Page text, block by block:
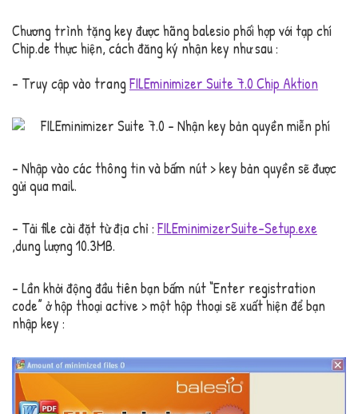
Chương trình tặng key được hãng balesio phối hợp với tạp chí
Chip.de thực hiện, cách đăng ký nhận key như sau :
– Truy cập vào trang FILEminimizer Suite 7.0 Chip Aktion
– Nhập vào các thông tin và bấm nút > key bản quyền sẽ được
gửi qua mail.
– Tải file cài đặt từ địa chỉ : FILEminimizerSuite-Setup.exe
,dung lượng 10.3MB.
– Lần khởi động đầu tiên bạn bấm nút “Enter registration
code” ở hộp thoại active > một hộp thoại sẽ xuất hiện để bạn
nhập key :